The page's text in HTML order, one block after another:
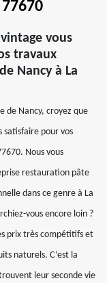
77670
vous
travaux
Nancy à La
de Nancy, croyez que
satisfaire pour vos
Nous vous
restauration pâte
dans ce genre à La
vous encore loin ?
prix très compétitifs et
naturels. C’est la
leur seconde vie